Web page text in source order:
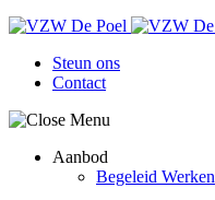
CTA
Steun ons
Contact
Hoofdnavigatie
Aanbod
Begeleid Werken